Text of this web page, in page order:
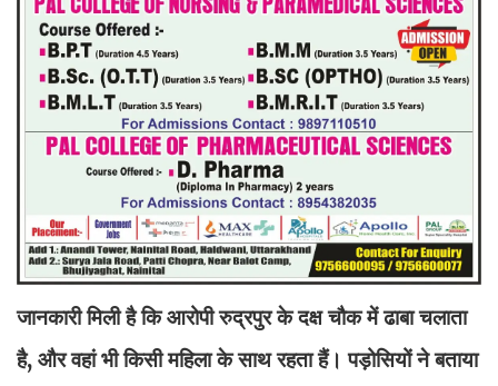
जानकारी मिली है कि आरोपी रुद्रपुर के दक्ष चौक में ढाबा चलाता
है, और वहां भी किसी महिला के साथ रहता हैं। पड़ोसियों ने बताया